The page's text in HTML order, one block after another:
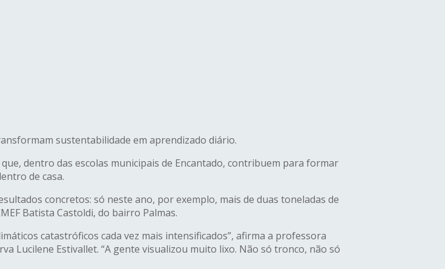
sustentabilidade em aprendizado diário.
dentro das escolas municipais de Encantado, contribuem para formar
de casa.
concretos: só neste ano, por exemplo, mais de duas toneladas de
Batista Castoldi, do bairro Palmas.
catastróficos cada vez mais intensificados”, afirma a professora
Lucilene Estivallet. “A gente visualizou muito lixo. Não só tronco, não só